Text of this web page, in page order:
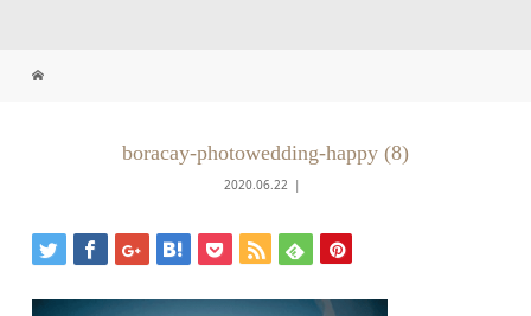
boracay-photowedding-happy (8)
2020.06.22